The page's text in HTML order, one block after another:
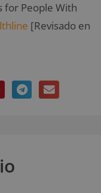
for People With
[Revisado en